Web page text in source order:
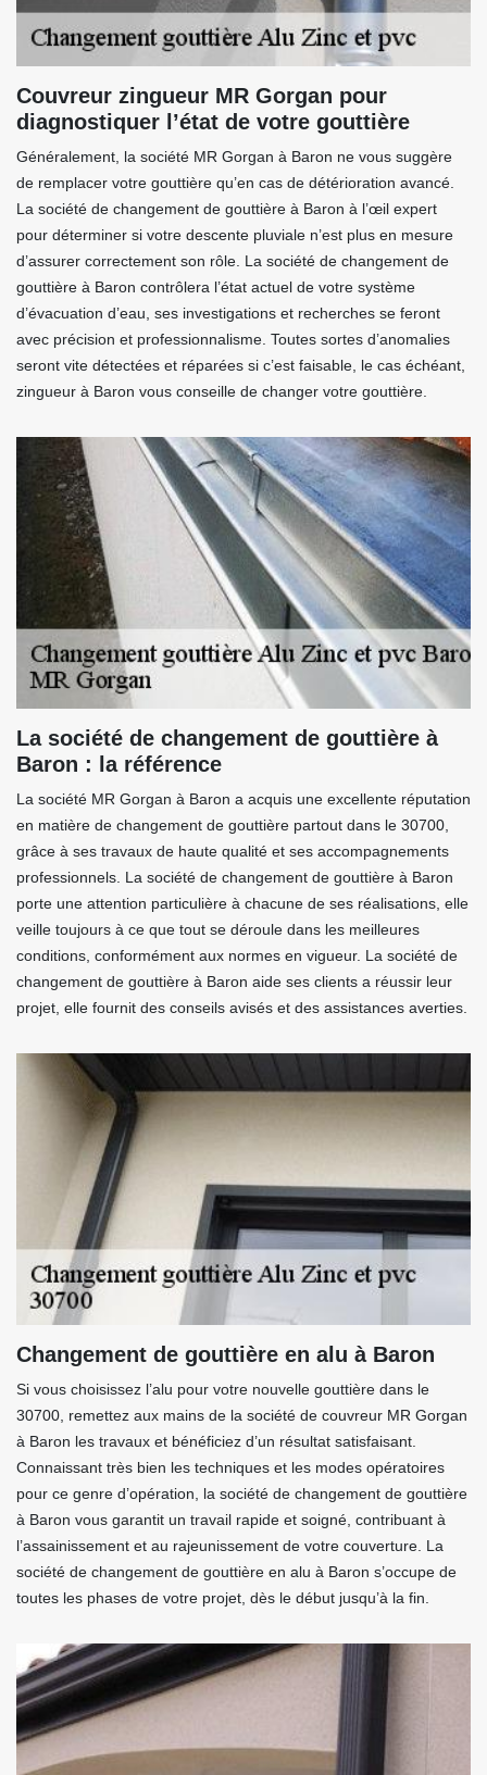
Couvreur zingueur MR Gorgan pour
diagnostiquer l’état de votre gouttière
Généralement, la société MR Gorgan à Baron ne vous suggère
de remplacer votre gouttière qu’en cas de détérioration avancé.
La société de changement de gouttière à Baron à l’œil expert
pour déterminer si votre descente pluviale n’est plus en mesure
d’assurer correctement son rôle. La société de changement de
gouttière à Baron contrôlera l’état actuel de votre système
d’évacuation d’eau, ses investigations et recherches se feront
avec précision et professionnalisme. Toutes sortes d’anomalies
seront vite détectées et réparées si c’est faisable, le cas échéant,
zingueur à Baron vous conseille de changer votre gouttière.
La société de changement de gouttière à
Baron : la référence
La société MR Gorgan à Baron a acquis une excellente réputation
en matière de changement de gouttière partout dans le 30700,
grâce à ses travaux de haute qualité et ses accompagnements
professionnels. La société de changement de gouttière à Baron
porte une attention particulière à chacune de ses réalisations, elle
veille toujours à ce que tout se déroule dans les meilleures
conditions, conformément aux normes en vigueur. La société de
changement de gouttière à Baron aide ses clients a réussir leur
projet, elle fournit des conseils avisés et des assistances averties.
Changement de gouttière en alu à Baron
Si vous choisissez l’alu pour votre nouvelle gouttière dans le
30700, remettez aux mains de la société de couvreur MR Gorgan
à Baron les travaux et bénéficiez d’un résultat satisfaisant.
Connaissant très bien les techniques et les modes opératoires
pour ce genre d’opération, la société de changement de gouttière
à Baron vous garantit un travail rapide et soigné, contribuant à
l’assainissement et au rajeunissement de votre couverture. La
société de changement de gouttière en alu à Baron s’occupe de
toutes les phases de votre projet, dès le début jusqu’à la fin.